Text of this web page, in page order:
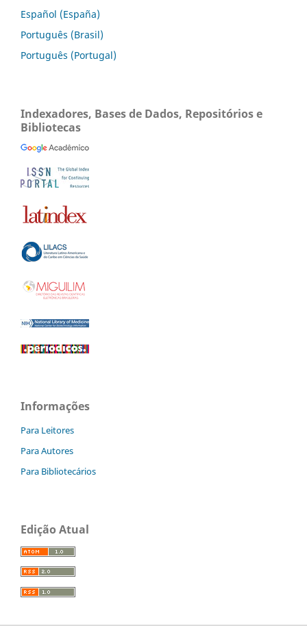
Español (España)
Português (Brasil)
Português (Portugal)
Indexadores, Bases de Dados, Repositórios e
Bibliotecas
Informações
Para Leitores
Para Autores
Para Bibliotecários
Edição Atual